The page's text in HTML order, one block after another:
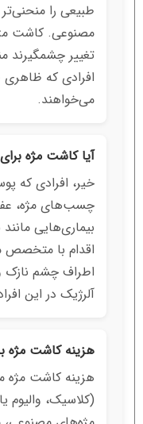
طبیعی را
مصنوعی. کاشت
تغییر چشمگیرند
افرادی که
می‌خواهند.
آیا کاشت مژه
خیر، افرادی که
چسب‌های مژه،
بیماری‌هایی
اقدام با
اطراف چشم
آلرژیک در این
هزینه کاشت مژه
هزینه کاشت مژه
(کلاسیک،